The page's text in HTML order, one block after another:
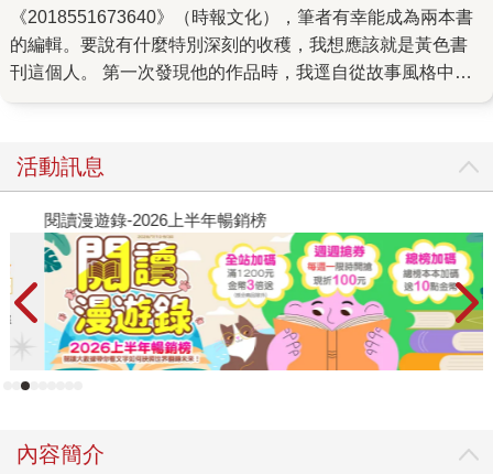
《2018551673640》（時報文化），筆者有幸能成為兩本書
的編輯。要說有什麼特別深刻的收穫，我想應該就是黃色書
刊這個人。 第一次發現他的作品時，我逕自從故事風格中，
本人卻彬彬有禮，完全打破我的疑慮！每次與他討論內容
時，還會冷不防冒出幾句讓人驚訝（嚇）的笑話。而在我心
中漫畫家總是熬夜爆肝畫畫、作息日夜顛倒的形象，也被黃
色書刊習慣午夜十二點就上床睡覺的灰姑娘（？）作息給徹
底打破。 雖然如此，在第二部作品、也是第一次嘗試長篇連
載的《W1》集結出版的作業期間，黃色書刊為了重新將長條
型的手機閱讀版面修改成適合書本閱讀形式的分鏡，也常常
熬夜到天亮。即使進度再急再趕，早上上班時我總能如期收
到稿件（寄件時間通常是凌晨五點）。因此當《W1》終於付
料，不知道會不會破壞他一向想維持的神秘形象？不過，即
活動訊息
閱讀漫遊錄-2026上半年暢銷榜
內容簡介